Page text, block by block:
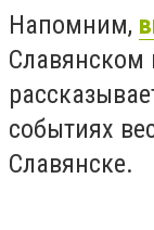
Напомним,
Славянском
событиях
Славянске.